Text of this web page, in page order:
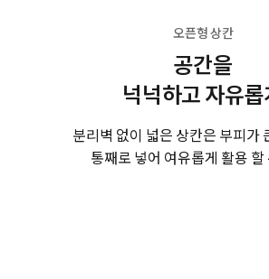
오픈형 상칸
공간을
넉넉하고 자유롭
분리벽 없이 넓은 상칸은 부피가
통째로 넣어 여유롭게 활용 할